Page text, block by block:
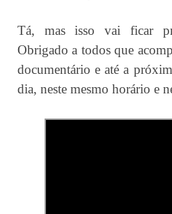
Tá, mas isso vai ficar
Obrigado a todos que
documentário e até a
dia, neste mesmo horário e